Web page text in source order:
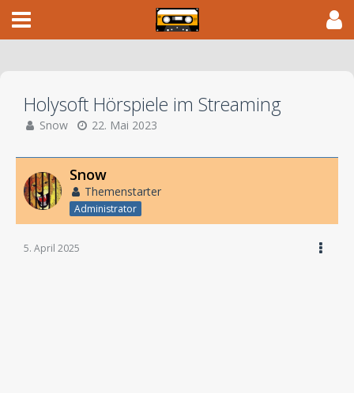
Holysoft Hörspiele im Streaming
Snow 22. Mai 2023
Snow
Themenstarter
Administrator
5. April 2025